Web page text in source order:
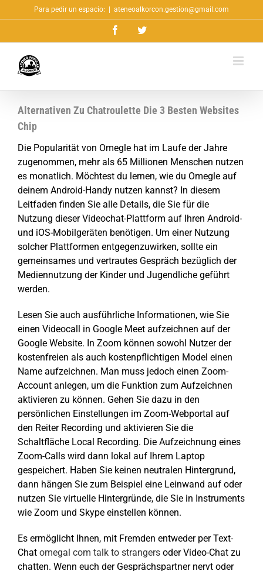
al
Para pedir un espacio: ateneoalkorcon.gestion@gmail.com
FacebookTwitter
Alternativen Zu Chatroulette Die 3 Besten Websites
Chip
Die Popularität von Omegle hat im Laufe der Jahre
zugenommen, mehr als 65 Millionen Menschen nutzen
es monatlich. Möchtest du lernen, wie du Omegle auf
deinem Android-Handy nutzen kannst? In diesem
Leitfaden finden Sie alle Details, die Sie für die
Nutzung dieser Videochat-Plattform auf Ihren Android-
und iOS-Mobilgeräten benötigen. Um einer Nutzung
solcher Plattformen entgegenzuwirken, sollte ein
gemeinsames und vertrautes Gespräch bezüglich der
Mediennutzung der Kinder und Jugendliche geführt
werden.
Lesen Sie auch ausführliche Informationen, wie Sie
einen Videocall in Google Meet aufzeichnen auf der
Google Website. In Zoom können sowohl Nutzer der
kostenfreien als auch kostenpflichtigen Model einen
Name aufzeichnen. Man muss jedoch einen Zoom-
Account anlegen, um die Funktion zum Aufzeichnen
aktivieren zu können. Gehen Sie dazu in den
persönlichen Einstellungen im Zoom-Webportal auf
den Reiter Recording und aktivieren Sie die
Schaltfläche Local Recording. Die Aufzeichnung eines
Zoom-Calls wird dann lokal auf Ihrem Laptop
gespeichert. Haben Sie keinen neutralen Hintergrund,
dann hängen Sie zum Beispiel eine Leinwand auf oder
nutzen Sie virtuelle Hintergründe, die Sie in Instruments
wie Zoom und Skype einstellen können.
Es ermöglicht Ihnen, mit Fremden entweder per Text-
Chat omegal com talk to strangers oder Video-Chat zu
chatten. Wenn euch der Gesprächspartner nervt oder